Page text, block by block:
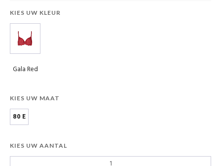
KIES UW KLEUR
Gala Red
KIES UW MAAT
80 E
KIES UW AANTAL